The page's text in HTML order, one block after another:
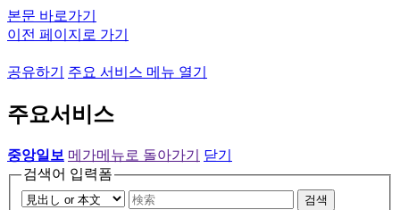
본문 바로가기
이전 페이지로 가기
공유하기 주요 서비스 메뉴 열기
주요서비스
중앙일보 메가메뉴로 돌아가기
닫기
검색어 입력폼
검색